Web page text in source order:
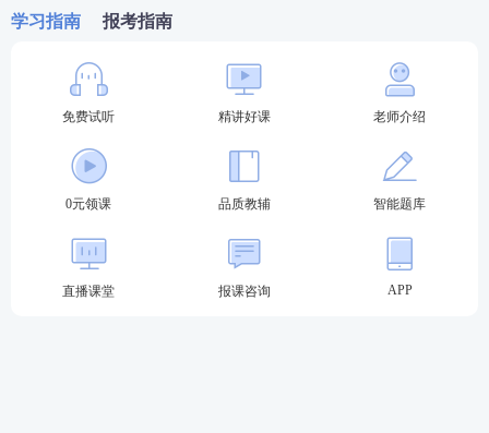
学习指南 报考指南
免费试听 精讲好课 老师介绍
0元领课 品质教辅 智能题库
直播课堂 报课咨询 APP